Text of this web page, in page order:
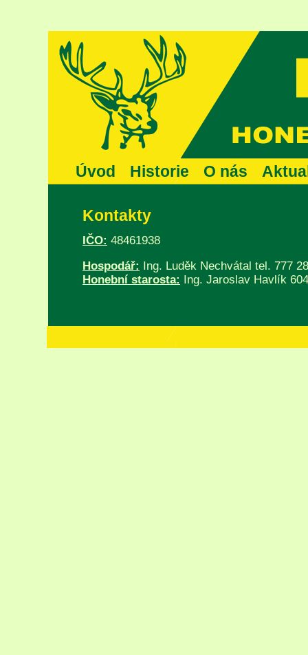
Úvod Historie O nás
Kontakty
IČO: 48461938
Hospodář:
Ing. Luděk Nechvátal tel. 777
Honební starosta:
Ing. Jaroslav Havlík